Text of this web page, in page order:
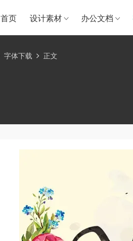
首页 设计素材 办公文档
字体下载 正文